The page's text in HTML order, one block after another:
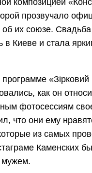
композицией
прозвучало
их союзе.
в Киеве и стала
как он
фотосессиям
что они ему
из самых
Каменских
мужем.